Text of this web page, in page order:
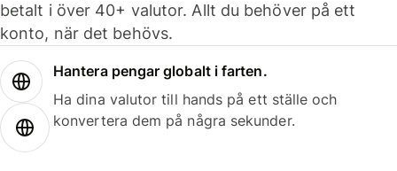
betalt i över 40+ valutor. Allt du behöver på ett
konto, när det behövs.
Hantera pengar globalt i farten.
Ha dina valutor till hands på ett ställe och
konvertera dem på några sekunder.